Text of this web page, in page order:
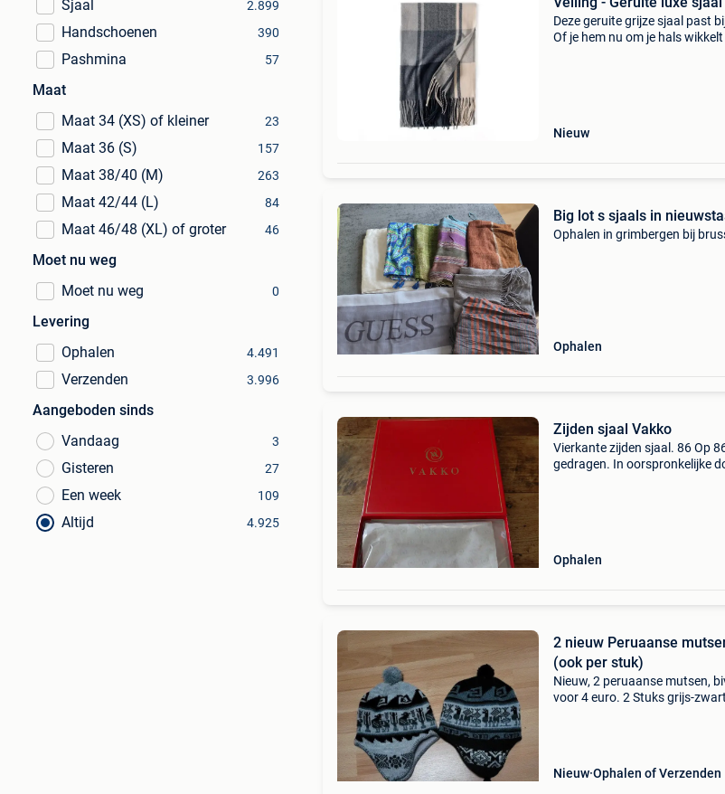
Sjaal 2.899
Handschoenen 390
Pashmina 57
Maat
Maat 34 (XS) of kleiner
23
Maat 36 (S) 157
Maat 38/40 (M) 263
Maat 42/44 (L) 84
Maat 46/48 (XL) of groter 46
Moet nu weg
Moet nu weg
0
Levering
Ophalen
4.491
Verzenden 3.996
Aangeboden sinds
Vandaag
3
Gisteren 27
Een week 109
Altijd 4.925
Deze geruite grijze sjaal past
Of je hem nu om je hals
Nieuw
Big lot s sjaals in
Ophalen in grimbergen bij
Ophalen
Zijden sjaal Vakko
Vierkante zijden sjaal. 86 Op
gedragen. In oorspronkelijke
Ophalen
2 nieuw Peruaanse
(ook per stuk)
Nieuw, 2 peruaanse mutsen,
voor 4 euro. 2 Stuks grijs-
Nieuw Ophalen of Verzenden